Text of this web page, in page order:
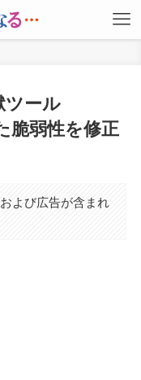
ツール
脆弱性を修正
よび広告が含まれ